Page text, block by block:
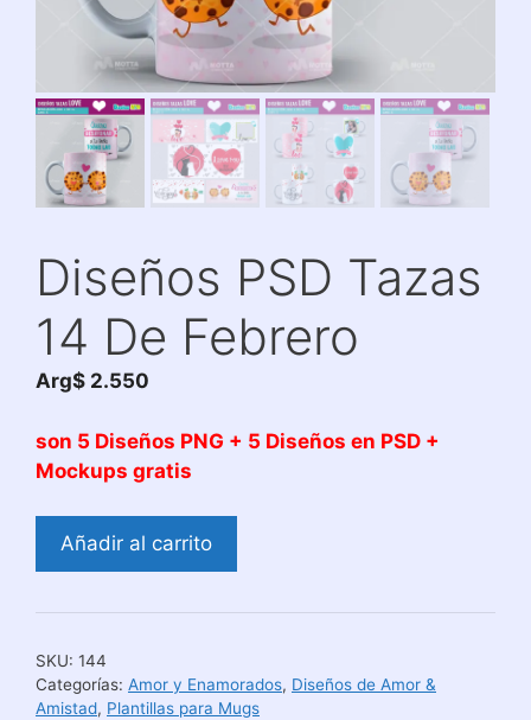
Diseños PSD Tazas
14 De Febrero
Arg$ 2.550
son 5 Diseños PNG + 5 Diseños en PSD +
Mockups gratis
Diseños
14
Febrero
cantidad
Añadir al carrito
SKU: 144
Categorías: Amor y Enamorados, Diseños de Amor &
Amistad, Plantillas para Mugs